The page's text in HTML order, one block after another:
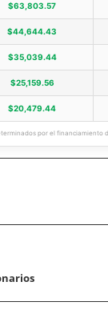
$63,803.57
$44,644.43
$35,039.44
$25,159.56
$20,479.44
por el financiamiento